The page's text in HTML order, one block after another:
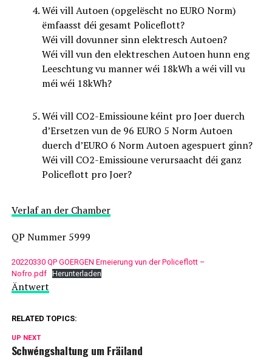
Wéi vill Autoen (opgelëscht no EURO Norm)
ëmfaasst déi gesamt Policeflott?
Wéi vill dovunner sinn elektresch Autoen?
Wéi vill vun den elektreschen Autoen hunn eng
Leeschtung vu manner wéi 18kWh a wéi vill vu
méi wéi 18kWh?
Wéi vill CO2-Emissioune kéint pro Joer duerch
d’Ersetzen vun de 96 EURO 5 Norm Autoen
duerch d’EURO 6 Norm Autoen agespuert ginn?
Wéi vill CO2-Emissioune verursaacht déi ganz
Policeflott pro Joer?
Verlaf an der Chamber
QP Nummer 5999
20220330 QP GOERGEN Erneierung vun der Policeflott –
Nofro.pdf
Herunterladen
Äntwert
RELATED TOPICS:
UP NEXT
Schwéngshaltung um Fräiland